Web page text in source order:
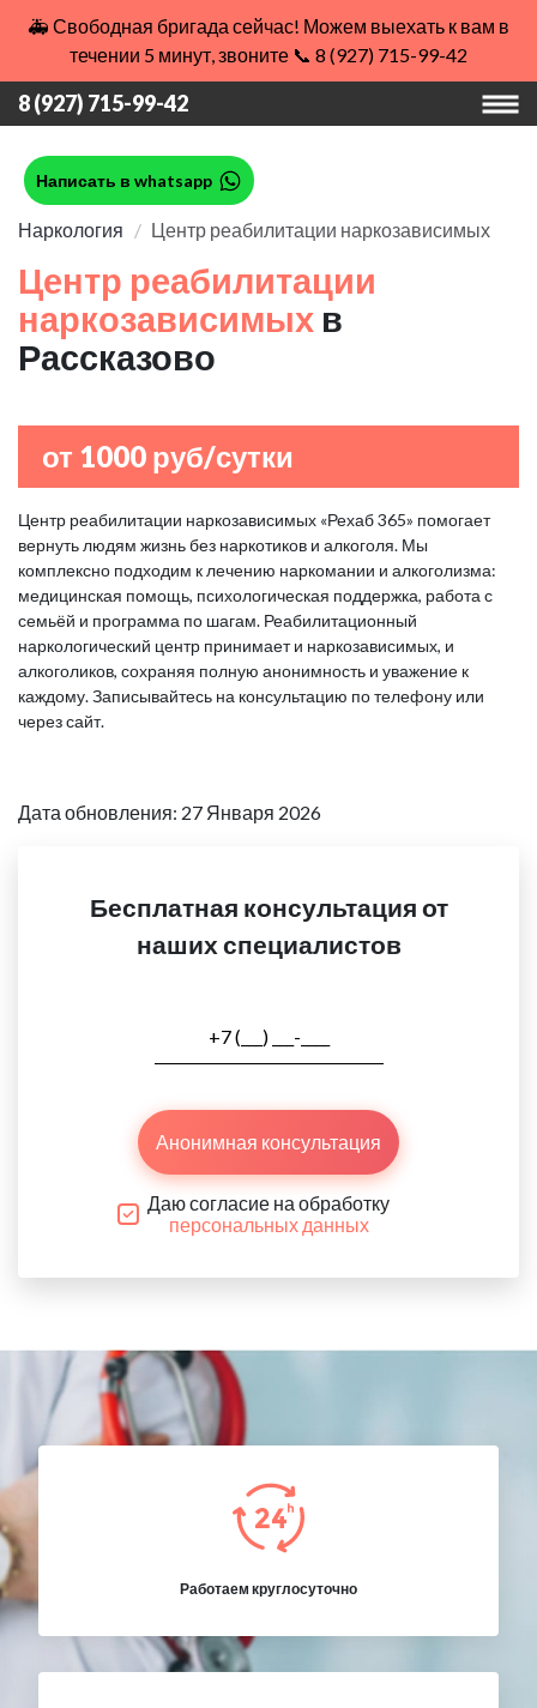
🚑 Свободная бригада сейчас! Можем выехать к вам в
течении 5 минут, звоните 📞 8 (927) 715-99-42
8 (927) 715-99-42
Написать в whatsapp
Наркология Центр реабилитации наркозависимых
Центр реабилитации
наркозависимых в
Рассказово
от 1000 руб/сутки
Центр реабилитации наркозависимых «Рехаб 365» помогает
вернуть людям жизнь без наркотиков и алкоголя. Мы
комплексно подходим к лечению наркомании и алкоголизма:
медицинская помощь, психологическая поддержка, работа с
семьёй и программа по шагам. Реабилитационный
наркологический центр принимает и наркозависимых, и
алкоголиков, сохраняя полную анонимность и уважение к
каждому. Записывайтесь на консультацию по телефону или
через сайт.
Дата обновления: 27 Января 2026
Бесплатная консультация от
наших специалистов
Анонимная консультация
Даю согласие на обработку
персональных данных
Работаем круглосуточно